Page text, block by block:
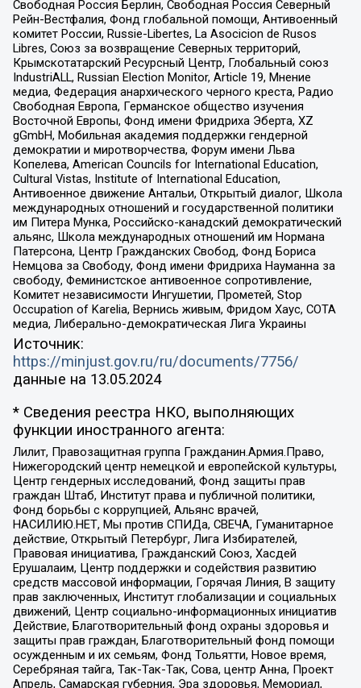
Свободная Россия Берлин, Свободная Россия Северный
Рейн-Вестфалия, Фонд глобальной помощи, Антивоенный
комитет России, Russie-Libertes, La Asocicion de Rusos
Libres, Союз за возвращение Северных территорий,
Крымскотатарский Ресурсный Центр, Глобальный союз
IndustriALL, Russian Election Monitor, Article 19, Мнение
медиа, Федерация анархического черного креста, Радио
Свободная Европа, Германское общество изучения
Восточной Европы, Фонд имени Фридриха Эберта, XZ
gGmbH, Мобильная академия поддержки гендерной
демократии и миротворчества, Форум имени Льва
Копелева, American Councils for International Education,
Cultural Vistas, Institute of International Education,
Антивоенное движение Антальи, Открытый диалог, Школа
международных отношений и государственной политики
им Питера Мунка, Российско-канадский демократический
альянс, Школа международных отношений им Нормана
Патерсона, Центр Гражданских Свобод, Фонд Бориса
Немцова за Свободу, Фонд имени Фридриха Науманна за
свободу, Феминистское антивоенное сопротивление,
Комитет независимости Ингушетии, Прометей, Stop
Occupation of Karelia, Вернись живым, Фридом Хаус, СОТА
медиа, Либерально-демократическая Лига Украины
Источник:
https://minjust.gov.ru/ru/documents/7756/
данные на 13.05.2024
* Сведения реестра НКО, выполняющих
функции иностранного агента:
Лилит, Правозащитная группа Гражданин.Армия.Право,
Нижегородский центр немецкой и европейской культуры,
Центр гендерных исследований, Фонд защиты прав
граждан Штаб, Институт права и публичной политики,
Фонд борьбы с коррупцией, Альянс врачей,
НАСИЛИЮ.НЕТ, Мы против СПИДа, СВЕЧА, Гуманитарное
действие, Открытый Петербург, Лига Избирателей,
Правовая инициатива, Гражданский Союз, Хасдей
Ерушалаим, Центр поддержки и содействия развитию
средств массовой информации, Горячая Линия, В защиту
прав заключенных, Институт глобализации и социальных
движений, Центр социально-информационных инициатив
Действие, Благотворительный фонд охраны здоровья и
защиты прав граждан, Благотворительный фонд помощи
осужденным и их семьям, Фонд Тольятти, Новое время,
Серебряная тайга, Так-Так-Так, Сова, центр Анна, Проект
Апрель, Самарская губерния, Эра здоровья, Мемориал,